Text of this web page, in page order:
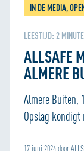
IN DE MEDIA,
LEESTIJD: 2
ALLSAFE
ALMERE
Almere Buiten,
Opslag kondigt
17 juni 2024 door